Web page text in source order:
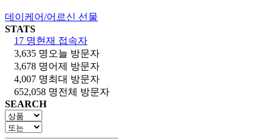
데이케어/어르신 선물
STATS
17 명현재 접속자
3,635 명 오늘 방문자
3,678 명어제 방문자
4,007 명최대 방문자
652,058 명전체 방문자
SEARCH